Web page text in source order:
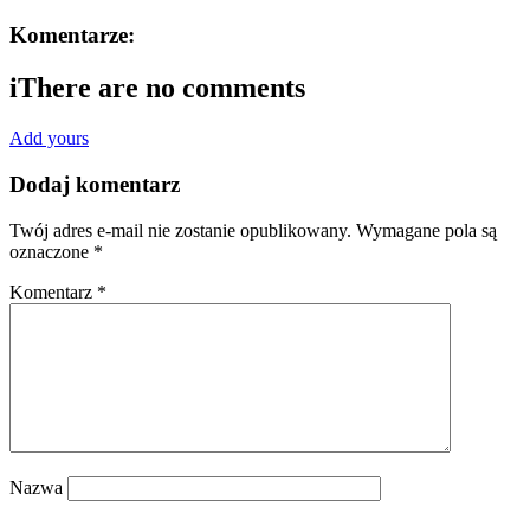
Komentarze:
iThere are no comments
Add yours
Dodaj komentarz
Twój adres e-mail nie zostanie opublikowany. Wymagane pola są
oznaczone *
Komentarz *
Nazwa